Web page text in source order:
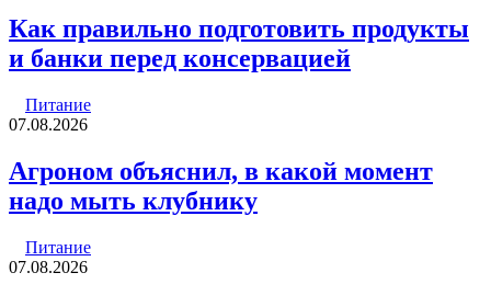
Как правильно подготовить продукты
и банки перед консервацией
Питание
07.08.2026
Агроном объяснил, в какой момент
надо мыть клубнику
Питание
07.08.2026